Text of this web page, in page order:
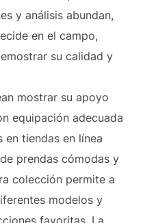
y análisis abundan,
en el campo,
su calidad y
mostrar su apoyo
equipación adecuada
en tiendas en línea
prendas cómodas y
colección permite a
modelos y